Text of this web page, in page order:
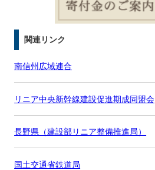
関連リンク
南信州広域連合
リニア中央新幹線建設促進期成同盟会
長野県（建設部リニア整備推進局）
国土交通省鉄道局